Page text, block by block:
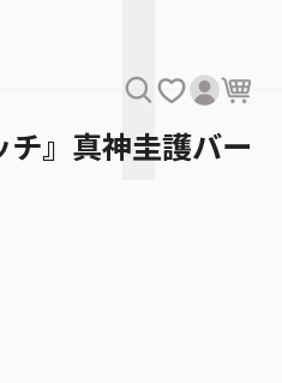
チ』真神圭護バー